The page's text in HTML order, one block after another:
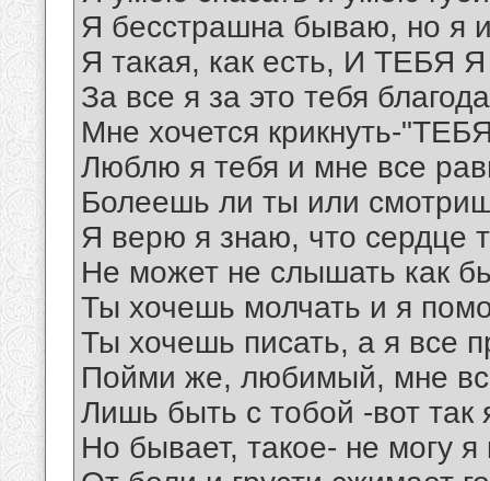
Я бесстрашна бываю, но я
Я такая, как есть, И
За все я за это тебя
Мне хочется крикнуть-
Люблю я тебя и мне все
Болеешь ли ты или
Я верю я знаю, что сердце
Не может не слышать как
Ты хочешь молчать и я
Ты хочешь писать, а я все
Пойми же, любимый, мне
Лишь быть с тобой -вот так
Но бывает, такое- не могу я